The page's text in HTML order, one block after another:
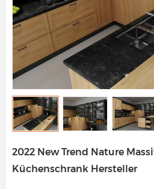
2022 New Trend Nature
Küchenschrank Hersteller